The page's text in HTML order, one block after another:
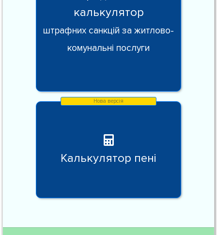
калькулятор
штрафних санкцій за житлово-
комунальні послуги
Калькулятор пені